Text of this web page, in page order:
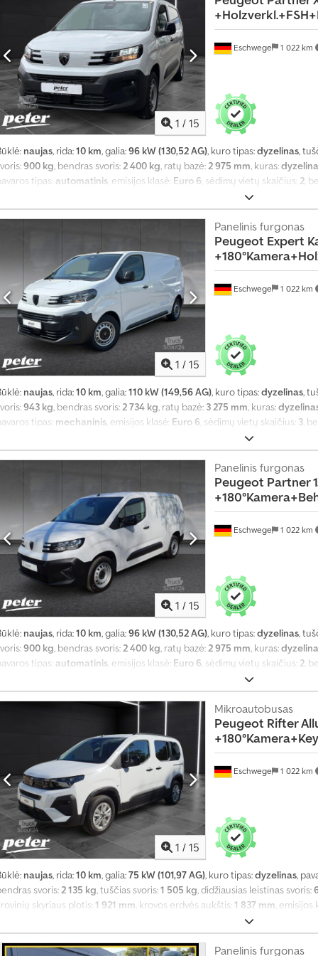
r
m
ą
1 / 15
Eschwege 1 022 km
naujas, rida:10 km, galia:96 kW (130,52 AG), kuro tipas:dyzelinas,
900 kg, bendras svoris:2 400 kg, ratų bazė:2 975 mm, kuras:
tipas: automatinis, emisijos klasė: Euro 6, sėdimų vietų skaičius: 2,
, krovinių skyriaus plotis:1 921 mm
, Įranga:ABS, borto kompiuteris, centrinis užraktas, elektroninė
sistema, kruizo kontrolė, naudoto automobilio garantija, navigacijos
priešrūkiniai žibintai, statymo jutikliai, stumdomos durys, suodžių filtras,
1 / 15
Eschwege 1 022 km
Panelinis furgonas
Peugeot Expert
naujas, rida:10 km, galia:110 kW (149,56 AG), kuro tipas:dyzelinas,
943 kg, bendras svoris:2 734 kg, ratų bazė: 3 275 mm, kuras:
tipas: mechaninis, emisijos klasė: Euro 6, sėdimų vietų skaičius: 3,
, krovinių skyriaus plotis:1 920 mm
, Įranga:ABS, borto kompiuteris, centrinis užraktas, elektroninė
sistema, kruizo kontrolė, oro kondicionavimas, oro pagalvė, statymo
1 / 15
Eschwege 1 022 km
Panelinis furgonas
Peugeot Partner
naujas, rida:10 km, galia:96 kW (130,52 AG), kuro tipas:dyzelinas,
900 kg, bendras svoris:2 400 kg, ratų bazė:2 975 mm, kuras:
tipas: automatinis, emisijos klasė: Euro 6, sėdimų vietų skaičius: 2,
, krovinių skyriaus plotis:1 921 mm
, Įranga:ABS, borto kompiuteris, centrinis užraktas, elektroninė
navigacijos sistema, oro kondicionavimas, oro pagalvė, priešrūkiniai
suodžių filtras, sėdynės šildytuvas, trauki kontrolė, vairo stiprintuvas,
1 / 15
Eschwege 1 022 km
Mikroautobusas
Peugeot Rifter
naujas, rida:10 km, galia:75 kW (101,97 AG), kuro tipas:dyzelinas,
svoris: 2 135 kg , tuščias svoris:1 505 kg , didžiausias leistinas svoris:
skyriaus plotis:1 921 mm , krovos erdvės aukštis:1 837 mm , emisijos
2026, bendras ilgis:
, Įranga:ABS, borto kompiuteris, centrinis užraktas, elektroninė
sistema, kruizo kontrolė, navigacijos sistema, oro kondicionavimas, oro
Panelinis furgonas